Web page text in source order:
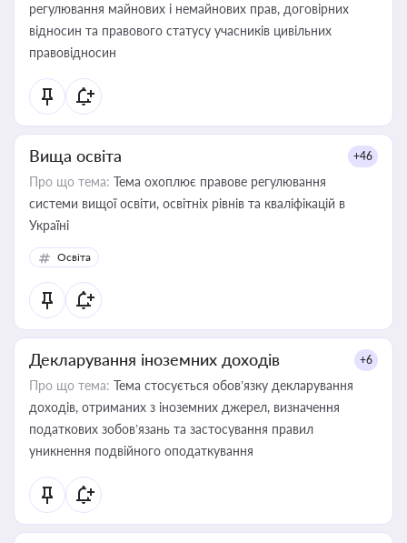
регулювання майнових і немайнових прав, договірних
відносин та правового статусу учасників цивільних
правовідносин
Вища освіта +46
Про що тема: Тема охоплює правове регулювання
системи вищої освіти, освітніх рівнів та кваліфікацій в
Україні
Освіта
Декларування іноземних доходів +6
Про що тема: Тема стосується обов’язку декларування
доходів, отриманих з іноземних джерел, визначення
податкових зобов’язань та застосування правил
уникнення подвійного оподаткування